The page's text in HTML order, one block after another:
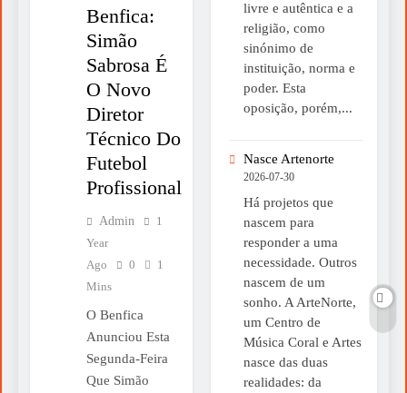
Benfica:
Simão
Sabrosa É
O Novo
Diretor
Técnico Do
Futebol
Profissional
Admin
1
Year
Ago
0
1
Mins
O Benfica
Anunciou Esta
Segunda-Feira
Que Simão
livre e autêntica e a
religião, como
sinónimo de
instituição, norma e
poder. Esta
oposição, porém,...
Nasce Artenorte
2026-07-30
Há projetos que
nascem para
responder a uma
necessidade. Outros
nascem de um
sonho. A ArteNorte,
um Centro de
Música Coral e Artes
nasce das duas
realidades: da